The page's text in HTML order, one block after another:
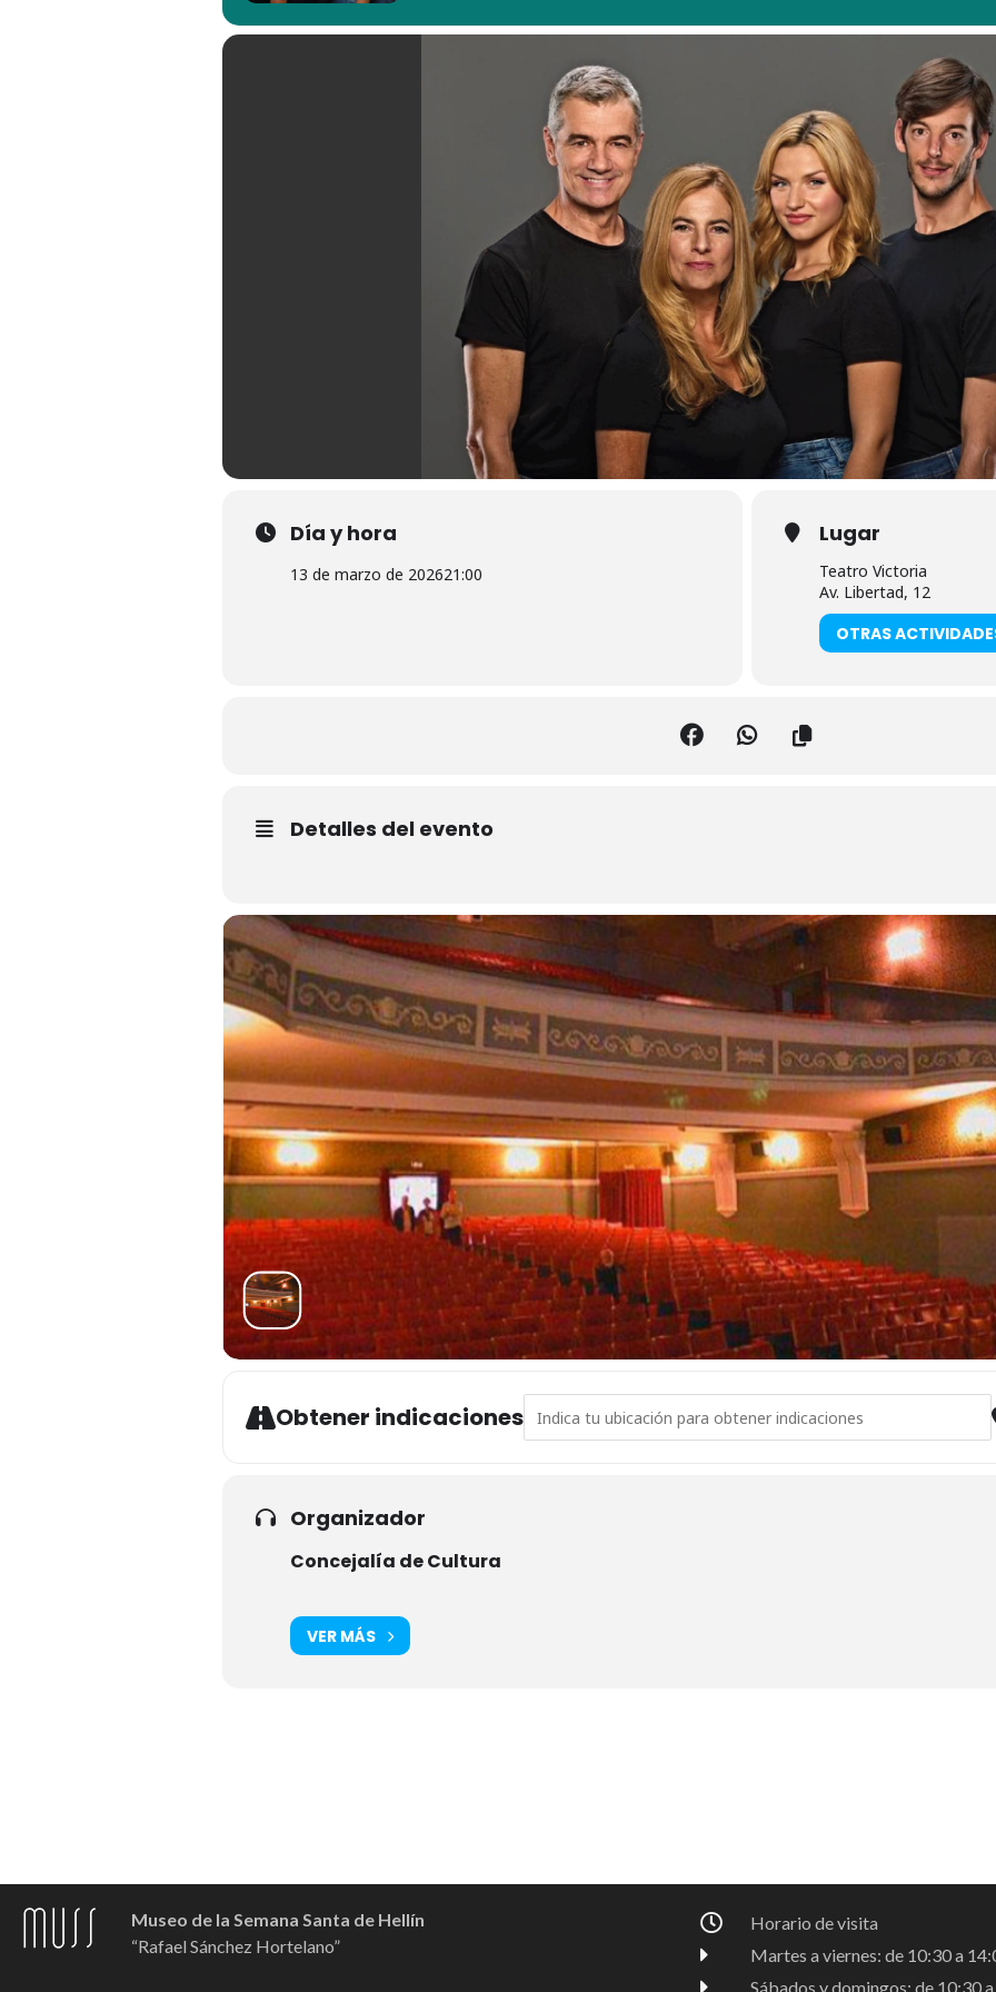
Día y hora
13 de marzo de 202621:00
Lugar
Teatro Victoria
Av. Libertad, 12
OTRAS
Detalles del evento
Obtener indicaciones Address - Parejas imperfectas [O7mKJR4kL]
Organizador
Concejalía de Cultura
VER MÁS
Museo de la Semana Santa de Hellín
“Rafael Sánchez Hortelano”
Horario de visita
Martes a viernes: de 10:30 a
Sábados y domingos: de 10:30